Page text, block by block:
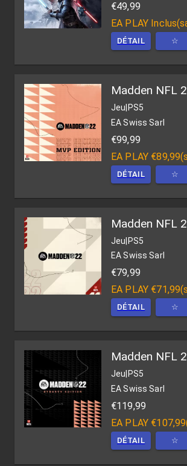
€49,99
EA PLAY Inclus(
DÉTAIL ☆
Madden NFL
Jeu PS5
EA Swiss Sarl
€99,99
EA PLAY €89,99(
DÉTAIL ☆
Madden NFL
Jeu|PS5
EA Swiss Sarl
€79,99
EA PLAY €71,99(
DÉTAIL ☆
Madden NFL
Jeu PS5
EA Swiss Sarl
€119,99
EA PLAY €107,99
DÉTAIL ☆